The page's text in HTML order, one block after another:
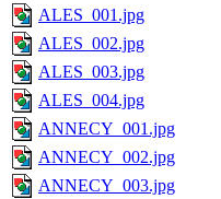
ALES_001.jpg
ALES_002.jpg
ALES_003.jpg
ALES_004.jpg
ANNECY_001.jpg
ANNECY_002.jpg
ANNECY_003.jpg